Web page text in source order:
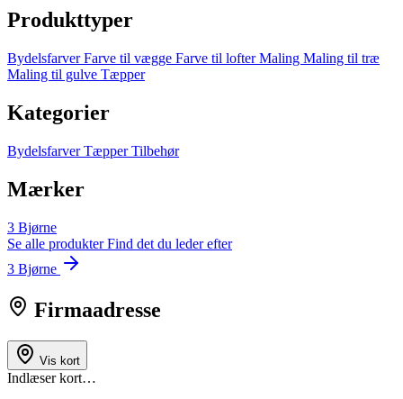
Produkttyper
BydelsfarverFarve til vægge Farve til lofterMaling Maling til træ
Maling til gulve Tæpper
Kategorier
BydelsfarverTæpperTilbehør
Mærker
3 Bjørne
Se alle produkterFind det du leder efter
3 Bjørne
Firmaadresse
Vis kort
Indlæser kort…